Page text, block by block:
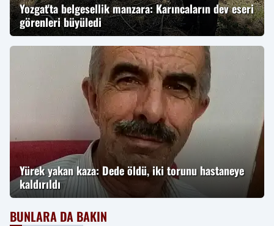
Yozgat'ta belgesellik manzara: Karıncaların dev eseri
görenleri büyüledi
Yürek yakan kaza: Dede öldü, iki torunu hastaneye
kaldırıldı
BUNLARA DA BAKIN